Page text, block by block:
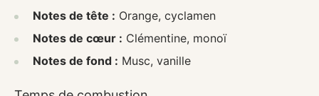
Notes de tête : Orange, cyclamen
Notes de cœur : Clémentine, monoï
Notes de fond : Musc, vanille